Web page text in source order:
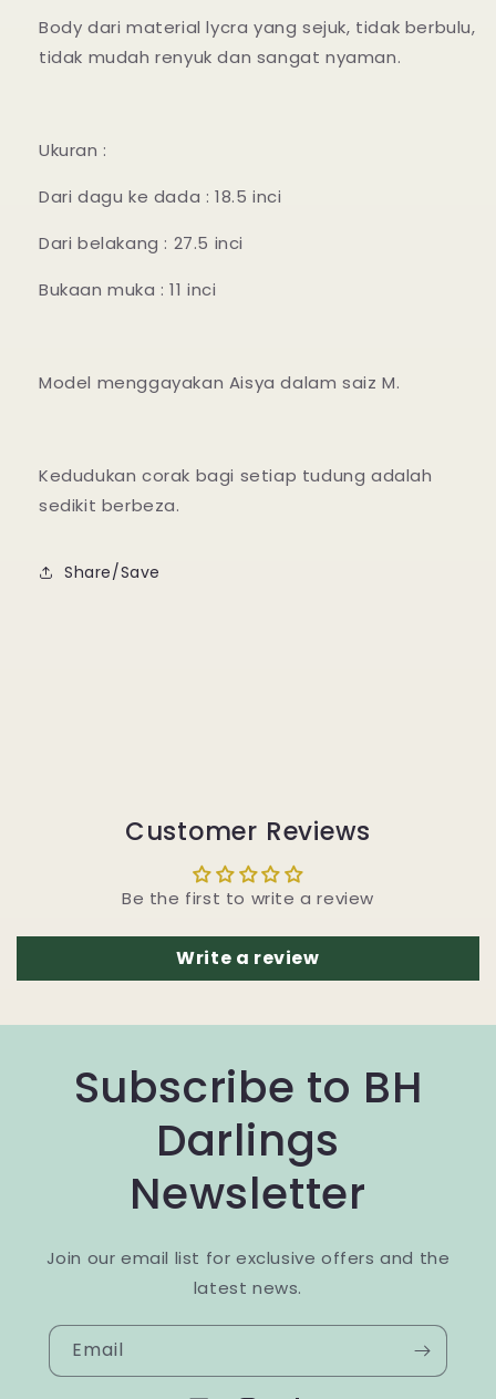
Body dari material lycra yang sejuk, tidak berbulu,
tidak mudah renyuk dan sangat nyaman.
Ukuran :
Dari dagu ke dada : 18.5 inci
Dari belakang : 27.5 inci
Bukaan muka : 11 inci
Model menggayakan Aisya dalam saiz M.
Kedudukan corak bagi setiap tudung adalah
sedikit berbeza.
Share/Save
Customer Reviews
Be the first to write a review
Write a review
Subscribe to BH
Darlings
Newsletter
Join our email list for exclusive offers and the
latest news.
Email